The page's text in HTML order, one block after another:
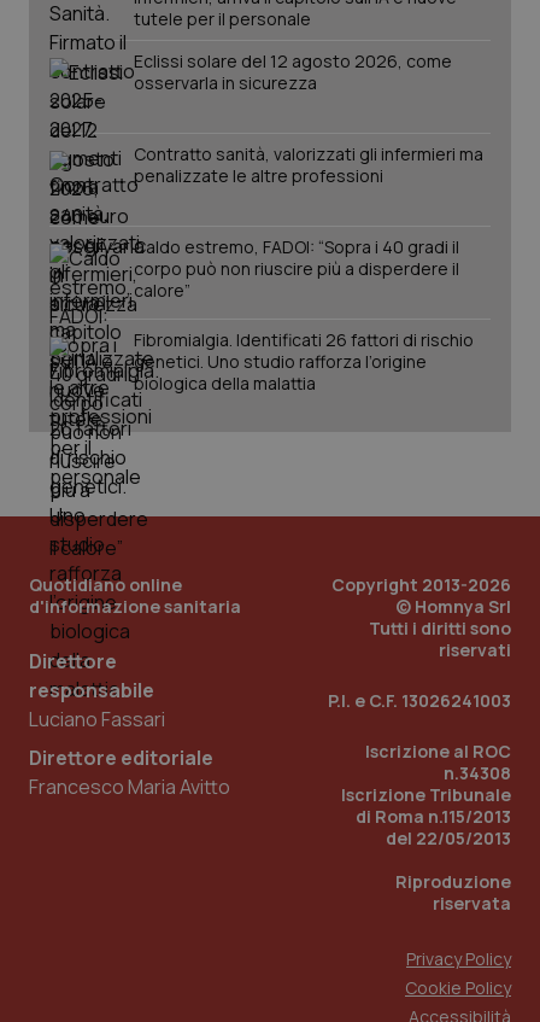
tutele per il personale
Eclissi solare del 12 agosto 2026, come
osservarla in sicurezza
Contratto sanità, valorizzati gli infermieri ma
penalizzate le altre professioni
Caldo estremo, FADOI: “Sopra i 40 gradi il
corpo può non riuscire più a disperdere il
calore”
Fibromialgia. Identificati 26 fattori di rischio
genetici. Uno studio rafforza l’origine
biologica della malattia
Quotidiano online
d'informazione sanitaria
Direttore
responsabile
Luciano Fassari
Direttore editoriale
Francesco Maria Avitto
Copyright 2013-2026
© Homnya Srl
Tutti i diritti sono
riservati
P.I. e C.F. 13026241003
Iscrizione al ROC
n.34308
Iscrizione Tribunale
di Roma n.115/2013
del 22/05/2013
Riproduzione
riservata
Privacy Policy
Cookie Policy
Accessibilità
PHPSESSID
.quotidianosanita.it
1
mese